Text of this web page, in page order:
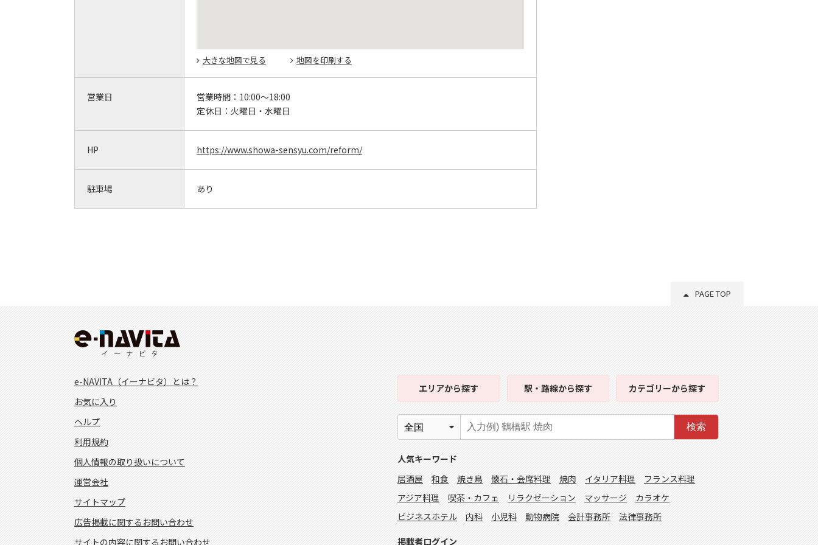
大きな地図で見る 地図を印刷する
営業日 営業時間： 10:00～18:00
定休日： 火曜日・水曜日
HP https://www.showa-sensyu.com/reform/
駐車場 あり
PAGE TOP
e-NAVITA（イーナビタ）とは？
お気に入り
ヘルプ
利用規約
個人情報の取り扱いについて
運営会社
サイトマップ
広告掲載に関するお問い合わせ
サイトの内容に関するお問い合わせ
エリアから探す 駅・路線から探す カテゴリーから探す
検索
人気キーワード
居酒屋
和食 焼き鳥 懐石・会席料理 焼肉 イタリア料理
フランス料理
アジア料理
喫茶・カフェ リラクゼーション マッサージ
カラオケ
ビジネスホテル
内科 小児科 動物病院 会計事務所 法律事務所
掲載者ログイン